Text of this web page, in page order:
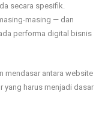
secara spesifik.
masing — dan
performa digital bisnis
mendasar antara website
harus menjadi dasar